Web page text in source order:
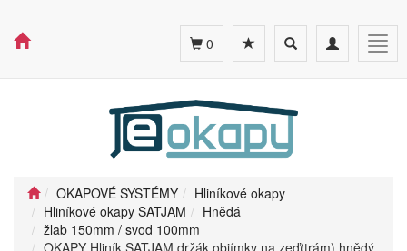
Toggle
navigation
Toggle
search
0
OKAPOVÉ SYSTÉMY
Hliníkové okapy
Hliníkové okapy SATJAM
Hnědá
žlab 150mm / svod 100mm
OKAPY Hliník SATJAM držák objímky na zeď(trám) hnědý